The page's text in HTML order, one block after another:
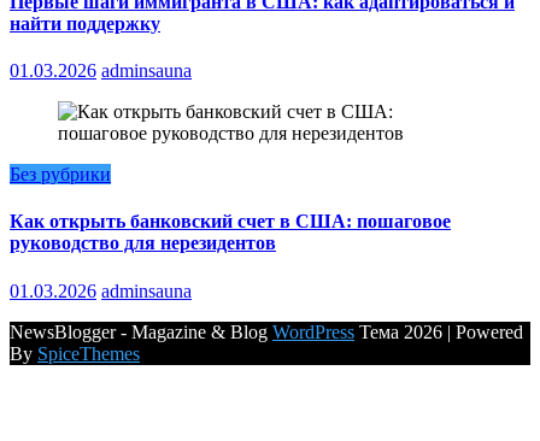
найти поддержку
01.03.2026 adminsauna
Без рубрики
Как открыть банковский счет в США: пошаговое
руководство для нерезидентов
01.03.2026 adminsauna
NewsBlogger - Magazine & Blog WordPress Тема 2026 | Powered
By SpiceThemes